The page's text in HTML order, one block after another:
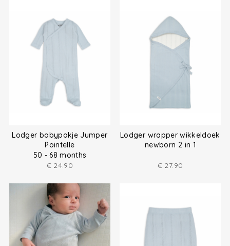
Lodger babypakje Jumper
Pointelle
50 - 68 months
€ 24.90
Lodger wrapper wikkeldoek
newborn 2 in 1
€ 27.90